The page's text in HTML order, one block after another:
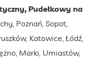
Pudełkowy na
Poznań, Sopot,
Katowice, Łódź,
Marki, Umiastów,